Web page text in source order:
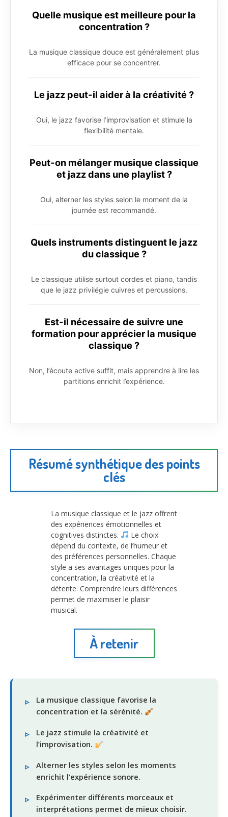
Quelle musique est meilleure pour la
concentration ?
La musique classique douce est généralement plus
efficace pour se concentrer.
Le jazz peut-il aider à la créativité ?
Oui, le jazz favorise l’improvisation et stimule la
flexibilité mentale.
Peut-on mélanger musique classique
et jazz dans une playlist ?
Oui, alterner les styles selon le moment de la
journée est recommandé.
Quels instruments distinguent le jazz
du classique ?
Le classique utilise surtout cordes et piano, tandis
que le jazz privilégie cuivres et percussions.
Est-il nécessaire de suivre une
formation pour apprécier la musique
classique ?
Non, l’écoute active suffit, mais apprendre à lire les
partitions enrichit l’expérience.
Résumé synthétique des points
clés
La musique classique et le jazz offrent
des expériences émotionnelles et
cognitives distinctes.
Le choix
dépend du contexte, de l’humeur et
des préférences personnelles. Chaque
style a ses avantages uniques pour la
concentration, la créativité et la
détente. Comprendre leurs différences
permet de maximiser le plaisir
musical.
À retenir
La musique classique favorise la
concentration et la sérénité.
Le jazz stimule la créativité et
l’improvisation.
Alterner les styles selon les moments
enrichit l’expérience sonore.
Expérimenter différents morceaux et
interprétations permet de mieux choisir.